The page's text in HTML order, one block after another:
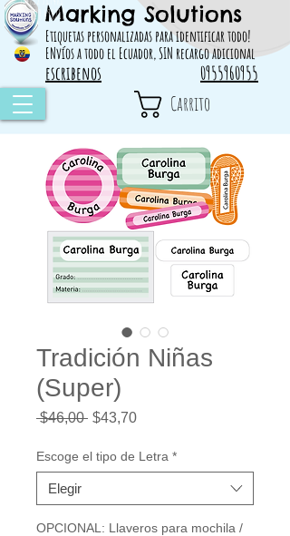
Marking Solutions
Etiquetas personalizadas para identificar todo!
ENvíos a todo el Ecuador, SIN recargo adicional
314828 498717
escribenos 0955960955
Carrito
Tradición Niñas
(Super)
$46,00 Precio
$43,70Precio
oferta
Escoge el tipo de Letra *
Elegir
OPCIONAL: Llaveros para mochila /